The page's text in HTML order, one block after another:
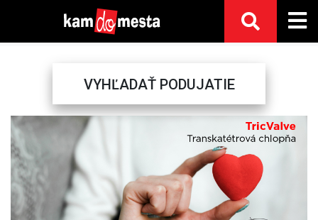
VYHĽADAŤ PODUJATIE
Previous